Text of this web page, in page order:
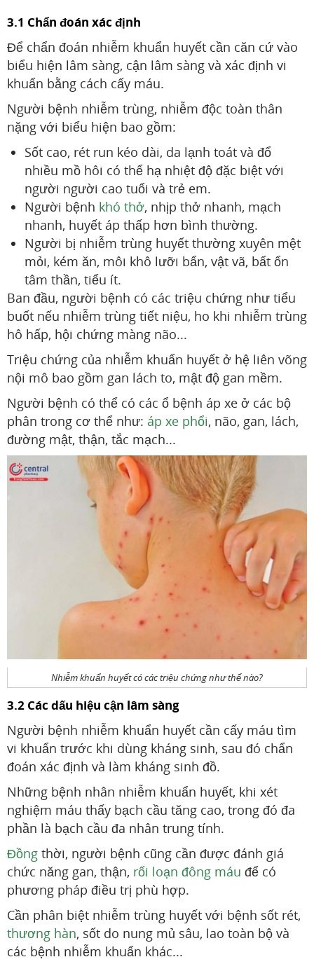
3.1 Chẩn đoán xác định
Để chẩn đoán nhiễm khuẩn huyết cần căn cứ vào
biểu hiện lâm sàng, cận lâm sàng và xác định vi
khuẩn bằng cách cấy máu.
Người bệnh nhiễm trùng, nhiễm độc toàn thân
nặng với biểu hiện bao gồm:
Sốt cao, rét run kéo dài, da lạnh toát và đổ
nhiều mồ hôi có thể hạ nhiệt độ đặc biệt với
người người cao tuổi và trẻ em.
Người bệnh khó thở, nhịp thở nhanh, mạch
nhanh, huyết áp thấp hơn bình thường.
Người bị nhiễm trùng huyết thường xuyên mệt
mỏi, kém ăn, môi khô lưỡi bẩn, vật vã, bất ổn
tâm thần, tiểu ít.
Ban đầu, người bệnh có các triệu chứng như tiểu
buốt nếu nhiễm trùng tiết niệu, ho khi nhiễm trùng
hô hấp, hội chứng màng não...
Triệu chứng của nhiễm khuẩn huyết ở hệ liên võng
nội mô bao gồm gan lách to, mật độ gan mềm.
Người bệnh có thể có các ổ bệnh áp xe ở các bộ
phân trong cơ thể như: áp xe phổi, não, gan, lách,
đường mật, thận, tắc mạch...
Nhiễm khuẩn huyết có các triệu chứng như thế nào?
3.2 Các dấu hiệu cận lâm sàng
Người bệnh nhiễm khuẩn huyết cần cấy máu tìm
vi khuẩn trước khi dùng kháng sinh, sau đó chẩn
đoán xác định và làm kháng sinh đồ.
Những bệnh nhân nhiễm khuẩn huyết, khi xét
nghiệm máu thấy bạch cầu tăng cao, trong đó đa
phần là bạch cầu đa nhân trung tính.
Đồng thời, người bệnh cũng cần được đánh giá
chức năng gan, thận, rối loạn đông máu để có
phương pháp điều trị phù hợp.
Cần phân biệt nhiễm trùng huyết với bệnh sốt rét,
thương hàn, sốt do nung mủ sâu, lao toàn bộ và
các bệnh nhiễm khuẩn khác...